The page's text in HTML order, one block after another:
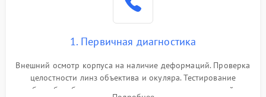
1. Первичная диагностика
Внешний осмотр корпуса на наличие деформаций. Проверка
целостности линз объектива и окуляра. Тестирование
работы барабанчиков ввода поправок, кольца отстройки